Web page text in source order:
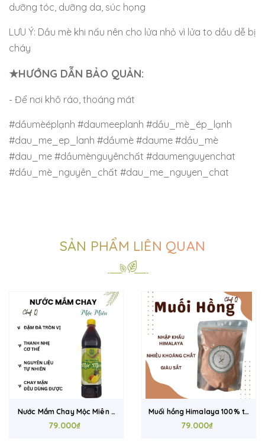
dưỡng tóc, dưỡng da, súc họng
LƯU Ý: Dầu mè khi nấu nên cho lửa nhỏ vì lửa to dầu dễ bị
cháy
★HƯỚNG DẪN BẢO QUẢN:
- Để nơi khô ráo, thoáng mát
#dầumèéplạnh #daumeeplanh #dầu_mè_ép_lạnh
#dau_me_ep_lanh #dầumè #daume #dầu_mè
#dau_me #dầumènguyênchất #daumenguyenchat
#dầu_mè_nguyên_chất #dau_me_nguyen_chat
SẢN PHẨM LIÊN QUAN
Nước Mắm Chay Mộc Miên -
Vị Thanh Đậm Đà - 840ml -
79.000₫
Muối hồng Himalaya 100% tự
nhiên
79.000₫